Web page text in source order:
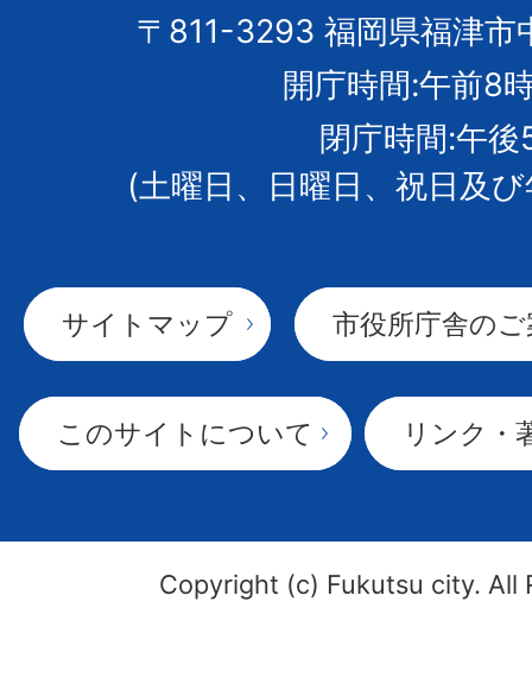
市
章
〒811-3293 福岡県福津市
開庁時間:午前8
閉庁時間:午後
(土曜日、日曜日、祝日及
サイトマップ 市役所庁舎の
このサイトについて リンク・
Copyright (c) Fukutsu city. All